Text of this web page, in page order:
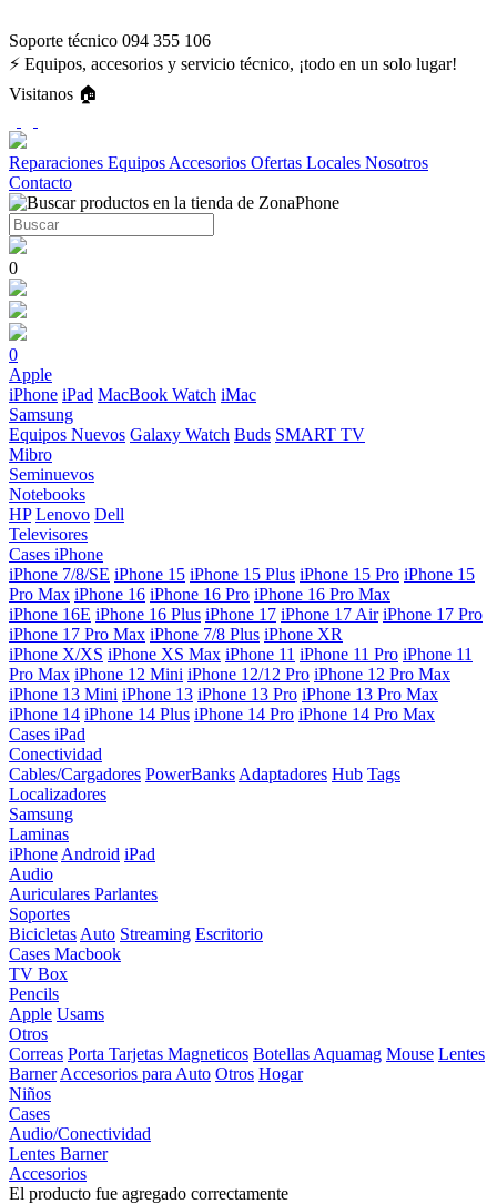
Soporte técnico 094 355 106
⚡ Equipos, accesorios y servicio técnico, ¡todo en un solo lugar!
Visitanos 🏠
Reparaciones Equipos Accesorios Ofertas Locales Nosotros
Contacto
0
0
Apple
iPhone iPad MacBook Watch iMac
Samsung
Equipos Nuevos Galaxy Watch Buds SMART TV
Mibro
Seminuevos
Notebooks
HP Lenovo Dell
Televisores
Cases iPhone
iPhone 7/8/SE iPhone 15 iPhone 15 Plus iPhone 15 Pro iPhone 15
Pro Max iPhone 16 iPhone 16 Pro iPhone 16 Pro Max
iPhone 16E iPhone 16 Plus iPhone 17 iPhone 17 Air iPhone 17 Pro
iPhone 17 Pro Max iPhone 7/8 Plus iPhone XR
iPhone X/XS iPhone XS Max iPhone 11 iPhone 11 Pro iPhone 11
Pro Max iPhone 12 Mini iPhone 12/12 Pro iPhone 12 Pro Max
iPhone 13 Mini iPhone 13 iPhone 13 Pro iPhone 13 Pro Max
iPhone 14 iPhone 14 Plus iPhone 14 Pro iPhone 14 Pro Max
Cases iPad
Conectividad
Cables/Cargadores PowerBanks Adaptadores Hub Tags
Localizadores
Samsung
Laminas
iPhone Android iPad
Audio
Auriculares Parlantes
Soportes
Bicicletas Auto Streaming Escritorio
Cases Macbook
TV Box
Pencils
Apple Usams
Otros
Correas Porta Tarjetas Magneticos Botellas Aquamag Mouse Lentes
Barner Accesorios para Auto Otros Hogar
Niños
Cases
Audio/Conectividad
Lentes Barner
Accesorios
El producto fue agregado correctamente